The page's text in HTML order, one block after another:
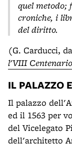
quel metodo;
croniche, i
del diritto.
(G. Carducci, da
l'VIII Centenario
IL PALAZZO
Il palazzo
ed il 1563 per
del Vicelegato
dell'architetto